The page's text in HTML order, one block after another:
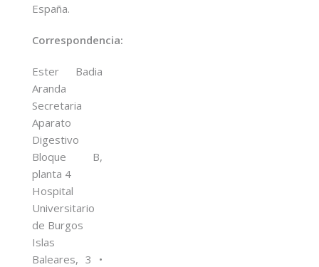
España.
Correspondencia:
Ester Badia
Aranda
Secretaria
Aparato
Digestivo
Bloque B,
planta 4
Hospital
Universitario
de Burgos
Islas
Baleares, 3 •